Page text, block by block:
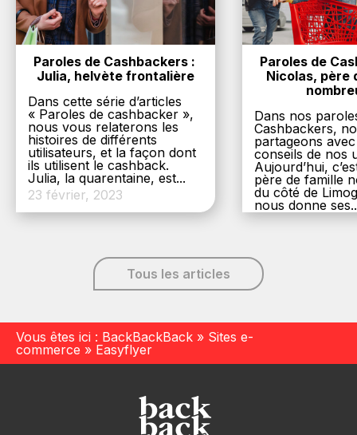
Paroles de Cashbackers :
Julia, helvète frontalière
Dans cette série d’articles
« Paroles de cashbacker »,
nous vous relaterons les
histoires de différents
utilisateurs, et la façon dont
ils utilisent le cashback.
Julia, la quarentaine, est...
23 février, 2023
Paroles de
Nicolas, père
Dans nos
Cashbackers,
partageons
conseils de nos
Aujourd’hui,
père de famille
du côté de
nous donne
Tous les articles
Vous êtes ici : BackBackBack » Sites e-
commerce » Easyflyer